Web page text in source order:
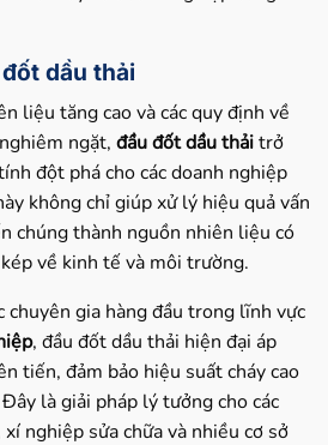
dầu thải
liệu tăng cao và các quy định về
ngặt, đầu đốt dầu thảitrở
đột phá cho các doanh nghiệp
không chỉ giúp xử lý hiệu quả vấn
chúng thành nguồn nhiên liệu có
về kinh tế và môi trường.
gia hàng đầu trong lĩnh vực
, đầu đốt dầu thải hiện đại áp
tiến, đảm bảo hiệu suất cháy cao
là giải pháp lý tưởng cho các
nghiệp sửa chữa và nhiều cơ sở